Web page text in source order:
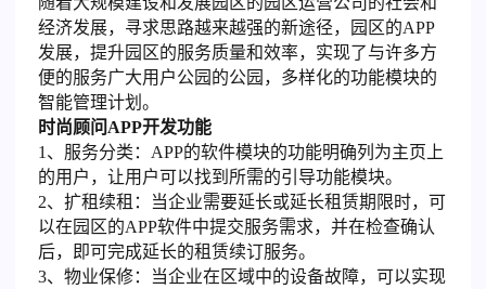
经济发展，寻求思路越来越强的新途径，园区的APP
发展，提升园区的服务质量和效率，实现了与许多方
便的服务广大用户公园的公园，多样化的功能模块的
智能管理计划。
时尚顾问APP开发功能
1、服务分类：APP的软件模块的功能明确列为主页上
的用户，让用户可以找到所需的引导功能模块。
2、扩租续租：当企业需要延长或延长租赁期限时，可
以在园区的APP软件中提交服务需求，并在检查确认
后，即可完成延长的租赁续订服务。
3、物业保修：当企业在区域中的设备故障，可以实现